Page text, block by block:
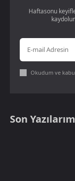
Haftasonu
Okudum ve
Son